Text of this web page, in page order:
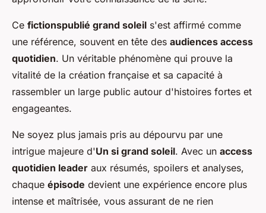
Ce fictionspublié grand soleil s'est affirmé comme
une référence, souvent en tête des audiences access
quotidien. Un véritable phénomène qui prouve la
vitalité de la création française et sa capacité à
rassembler un large public autour d'histoires fortes et
engageantes.
Ne soyez plus jamais pris au dépourvu par une
intrigue majeure d'Un si grand soleil. Avec un access
quotidien leader aux résumés, spoilers et analyses,
chaque épisode devient une expérience encore plus
intense et maîtrisée, vous assurant de ne rien